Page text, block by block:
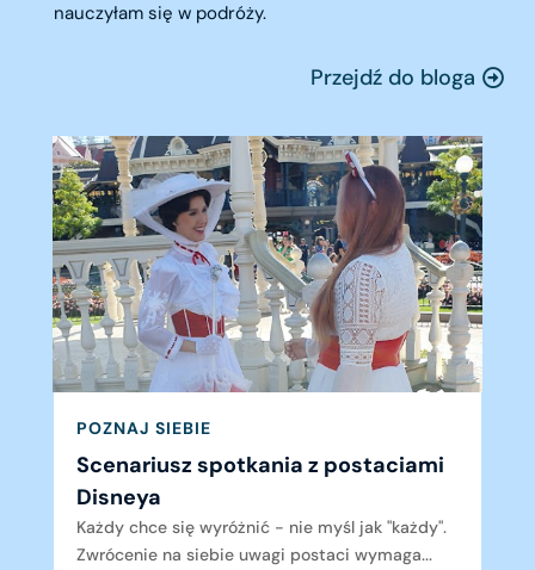
nauczyłam się w podróży.
Przejdź do bloga
Scenariusz spotkania z postaciami
Disneya
POZNAJ SIEBIE
Każdy chce się wyróżnić - nie myśl jak "każdy".
Zwrócenie na siebie uwagi postaci wymaga...